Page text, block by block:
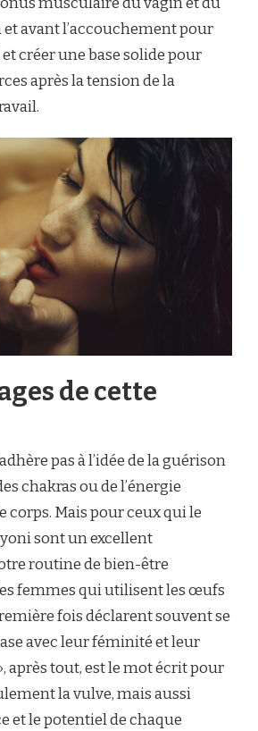
avant l’accouchement pour
créer une base solide pour
après la tension de la
de cette
pas à l’idée de la guérison
chakras ou de l’énergie
corps. Mais pour ceux qui le
sont un excellent
routine de bien-être
femmes qui utilisent les œufs
fois déclarent souvent se
avec leur féminité et leur
après tout, est le mot écrit pour
la vulve, mais aussi
et le potentiel de chaque